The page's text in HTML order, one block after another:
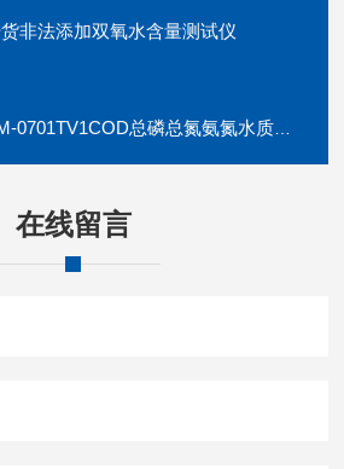
非法添加双氧水含量测试仪
0701TV1COD总磷总氮氨氮水质检测仪
在线留言